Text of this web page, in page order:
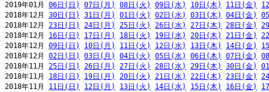
2019年01月 06日(日) 07日(月) 08日(火) 09日(水) 10日(木) 11日(金)
2018年12月 30日(日) 31日(月) 01日(火) 02日(水) 03日(木) 04日(金)
2018年12月 23日(日) 24日(月) 25日(火) 26日(水) 27日(木) 28日(金)
2018年12月 16日(日) 17日(月) 18日(火) 19日(水) 20日(木) 21日(金)
2018年12月 09日(日) 10日(月) 11日(火) 12日(水) 13日(木) 14日(金)
2018年12月 02日(日) 03日(月) 04日(火) 05日(水) 06日(木) 07日(金)
2018年11月 25日(日) 26日(月) 27日(火) 28日(水) 29日(木) 30日(金)
2018年11月 18日(日) 19日(月) 20日(火) 21日(水) 22日(木) 23日(金)
2018年11月 11日(日) 12日(月) 13日(火) 14日(水) 15日(木) 16日(金)